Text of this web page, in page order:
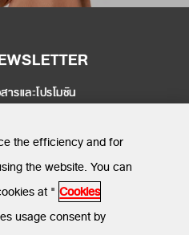
รและโปรโมชัน
SEND
the efficiency and for
the website. You can
at " Cookies
usage consent by